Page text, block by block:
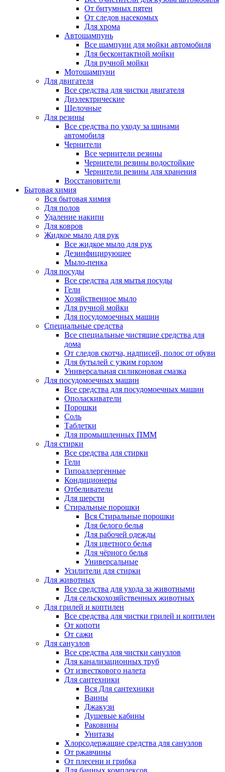
От битумных пятен
От следов насекомых
Для хрома
Автошампунь
Все шампуни для мойки автомобиля
Для бесконтактной мойки
Для ручной мойки
Мотошампуни
Для двигателя
Все средства для чистки двигателя
Диэлектрические
Щелочные
Для резины
Все средства по уходу за шинами
автомобиля
Чернители
Все чернители резины
Чернители резины водостойкие
Чернители резины для хранения
Восстановители
Бытовая химия
Вся бытовая химия
Для полов
Удаление накипи
Для ковров
Жидкое мыло для рук
Все жидкое мыло для рук
Дезинфицирующее
Мыло-пенка
Для посуды
Все средства для мытья посуды
Гели
Хозяйственное мыло
Для ручной мойки
Для посудомоечных машин
Специальные средства
Все специальные чистящие средства для
дома
От следов скотча, надписей, полос от обуви
Для бутылей с узким горлом
Универсальная силиконовая смазка
Для посудомоечных машин
Все средства для посудомоечных машин
Ополаскиватели
Порошки
Соль
Таблетки
Для промышленных ПММ
Для стирки
Все средства для стирки
Гели
Гипоаллергенные
Кондиционеры
Отбеливатели
Для шерсти
Стиральные порошки
Вся Стиральные порошки
Для белого белья
Для рабочей одежды
Для цветного белья
Для чёрного белья
Универсальные
Усилители для стирки
Для животных
Все средства для ухода за животными
Для сельскохозяйственных животных
Для грилей и коптилен
Все средства для чистки грилей и коптилен
От копоти
От сажи
Для санузлов
Все средства для чистки санузлов
Для канализационных труб
От известкового налета
Для сантехники
Вся Для сантехники
Ванны
Джакузи
Душевые кабины
Раковины
Унитазы
Хлорсодержащие средства для санузлов
От ржавчины
От плесени и грибка
Для банных комплексов